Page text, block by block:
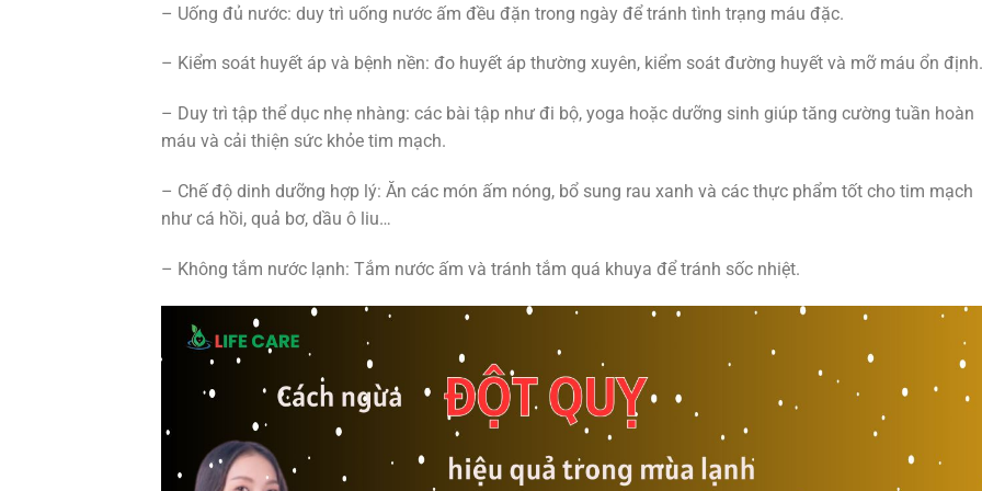
– Uống đủ nước: duy trì uống nước ấm đều đặn trong ngày để tránh tình trạng máu đặc.
– Kiểm soát huyết áp và bệnh nền: đo huyết áp thường xuyên, kiểm soát đường huyết và mỡ máu ổn định.
– Duy trì tập thể dục nhẹ nhàng: các bài tập như đi bộ, yoga hoặc dưỡng sinh giúp tăng cường tuần hoàn
máu và cải thiện sức khỏe tim mạch.
– Chế độ dinh dưỡng hợp lý: Ăn các món ấm nóng, bổ sung rau xanh và các thực phẩm tốt cho tim mạch
như cá hồi, quả bơ, dầu ô liu…
– Không tắm nước lạnh: Tắm nước ấm và tránh tắm quá khuya để tránh sốc nhiệt.